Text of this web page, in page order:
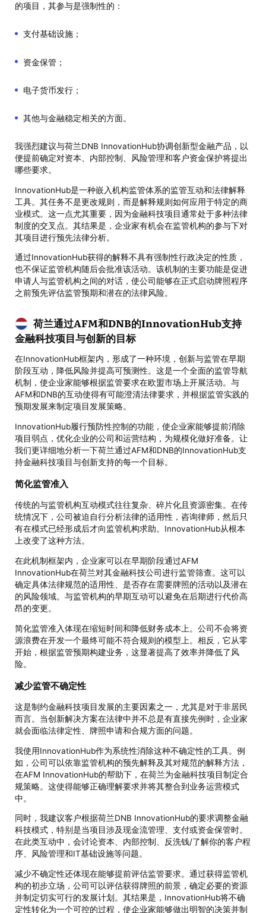
的项目，其参与是强制性的：
支付基础设施；
资金保管；
电子货币发行；
其他与金融稳定相关的方面。
我强烈建议与荷兰DNB InnovationHub协调创新型金融产品，以
便提前确定对资本、内部控制、风险管理和客户资金保护将提出
哪些要求。
InnovationHub是一种嵌入机构监管体系的监管互动和法律解释
工具。其任务不是更改规则，而是解释规则如何应用于特定的商
业模式。这一点尤其重要，因为金融科技项目通常处于多种法律
制度的交叉点。其结果是，企业家有机会在监管机构的参与下对
其项目进行预先法律分析。
通过InnovationHub获得的解释不具有强制性行政决定的性质，
也不保证监管机构随后会批准该活动。该机制的主要功能是促进
申请人与监管机构之间的对话，使公司能够在正式启动牌照程序
之前预先评估监管预期和潜在的法律风险。
荷兰通过AFM和DNB的InnovationHub支持
金融科技项目与创新的目标
在InnovationHub框架内，形成了一种环境，创新与监管在早期
阶段互动，降低风险并提高可预测性。这是一个全面的监管导航
机制，使企业家能够根据监管要求在欧盟市场上开展活动。与
AFM和DNB的互动使得有可能澄清法律要求，并根据监管实践的
预期发展来制定项目发展策略。
InnovationHub履行预防性控制的功能，使企业家能够提前消除
项目弱点，优化企业的公司和运营结构，为规模化做好准备。让
我们更详细地分析一下荷兰通过AFM和DNB的InnovationHub支
持金融科技项目与创新支持的每一个目标。
简化监管准入
传统的与监管机构互动模式往往复杂、碎片化且资源密集。在传
统情况下，公司被迫自行分析法律的适用性，咨询律师，然后只
有在模式已经形成后才向监管机构求助。InnovationHub从根本
上改变了这种方法。
在此机制框架内，企业家可以在早期阶段通过AFM
InnovationHub在荷兰对其金融科技公司进行监管筛查。这可以
确定具体法律规范的适用性、是否存在需要牌照的活动以及潜在
的风险领域。与监管机构的早期互动可以避免在后期进行代价高
昂的变更。
简化监管准入体现在缩短时间和降低财务成本上。公司不会将资
源浪费在开发一个最终可能不符合规则的模型上。相反，它从零
开始，根据监管预期构建业务，这显著提高了效率并降低了风
险。
减少监管不确定性
这是制约金融科技项目发展的主要因素之一，尤其是对于非居民
而言。当创新解决方案在法律中并不总是有直接先例时，企业家
就会面临法律定性、牌照申请和合规方面的问题。
我使用InnovationHub作为系统性消除这种不确定性的工具。例
如，公司可以依靠监管机构的预先解释及其对规范的解释方法，
在AFM InnovationHub的帮助下，在荷兰为金融科技项目制定合
规策略。这使得能够正确理解要求并将其整合到业务运营模式
中。
同时，我建议客户根据荷兰DNB InnovationHub的要求调整金融
科技模式，特别是当项目涉及现金流管理、支付或资金保管时。
在此类互动中，会讨论资本、内部控制、反洗钱/了解你的客户程
序、风险管理和IT基础设施等问题。
减少不确定性还体现在能够提前评估监管要求。通过获得监管机
构的初步立场，公司可以评估获得牌照的前景，确定必要的资源
并制定切实可行的发展计划。其结果是，InnovationHub将不确
定性转化为一个可控的过程，使企业家能够做出明智的决策并制